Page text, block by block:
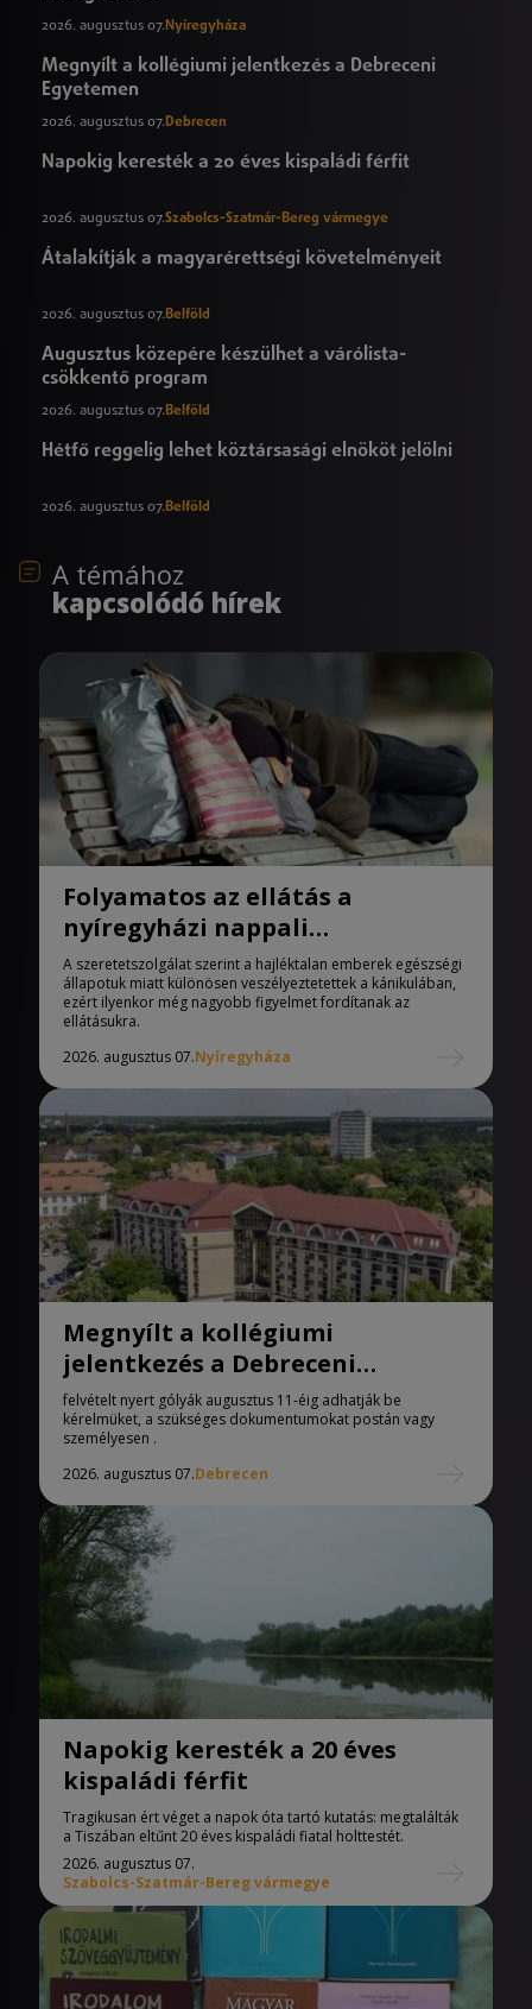
2026. augusztus 07. Nyíregyháza
Megnyílt a kollégiumi jelentkezés a Debreceni
Egyetemen
2026. augusztus 07.Debrecen
Napokig keresték a 20 éves kispaládi férfit
2026. augusztus 07.Szabolcs-Szatmár-Bereg vármegye
Átalakítják a magyarérettségi követelményeit
2026. augusztus 07.Belföld
Augusztus közepére készülhet a várólista-
csökkentő program
2026. augusztus 07.Belföld
Hétfő reggelig lehet köztársasági elnököt jelölni
2026. augusztus 07.Belföld
A témához
kapcsolódó hírek
Folyamatos az ellátás a
nyíregyházi nappali
melegedőben
A szeretetszolgálat szerint a hajléktalan emberek egészségi
állapotuk miatt különösen veszélyeztetettek a kánikulában,
ezért ilyenkor még nagyobb figyelmet fordítanak az
ellátásukra.
2026. augusztus 07.Nyíregyháza
Megnyílt a kollégiumi
jelentkezés a Debreceni
Egyetemen
felvételt nyert gólyák augusztus 11-éig adhatják be
kérelmüket, a szükséges dokumentumokat postán vagy
személyesen .
2026. augusztus 07.Debrecen
Napokig keresték a 20 éves
kispaládi férfit
Tragikusan ért véget a napok óta tartó kutatás: megtalálták
a Tiszában eltűnt 20 éves kispaládi fiatal holttestét.
2026. augusztus 07.
Szabolcs-Szatmár-Bereg vármegye